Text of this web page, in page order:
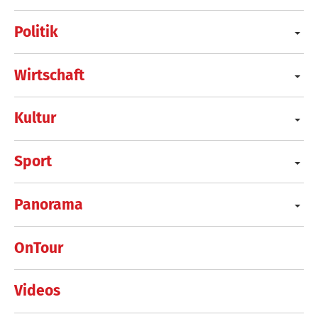
Politik
Wirtschaft
Kultur
Sport
Panorama
OnTour
Videos